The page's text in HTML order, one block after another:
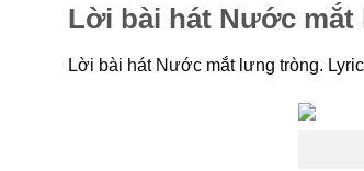
Lời bài hát Nước
Lời bài hát Nước mắt lưng tròng.